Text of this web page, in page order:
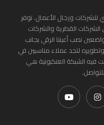
ورجال الأعمال. نوفر
الشركات القطرية والشركات
نصب أعيننا الرقي بجانب
لتجد عملاء مناسبين في
فيه الشبكة العنكبونية هي